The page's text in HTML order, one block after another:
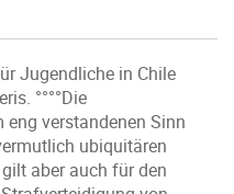
Jugendliche in Chile
°°°°Die
verstandenen Sinn
ubiquitären
aber auch für den